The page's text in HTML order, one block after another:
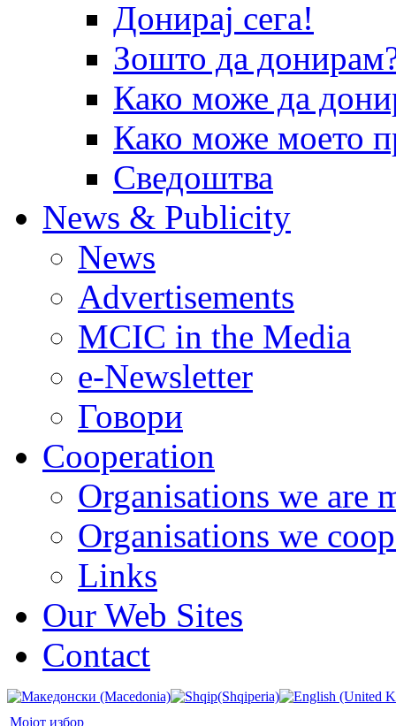
Донирај сега!
Зошто да
Како може да
Како може моето
Сведоштва
News & Publicity
News
Advertisements
MCIC in the Media
e-Newsletter
Говори
Cooperation
Organisations we are
Organisations we
Links
Our Web Sites
Contact
Мојот избор